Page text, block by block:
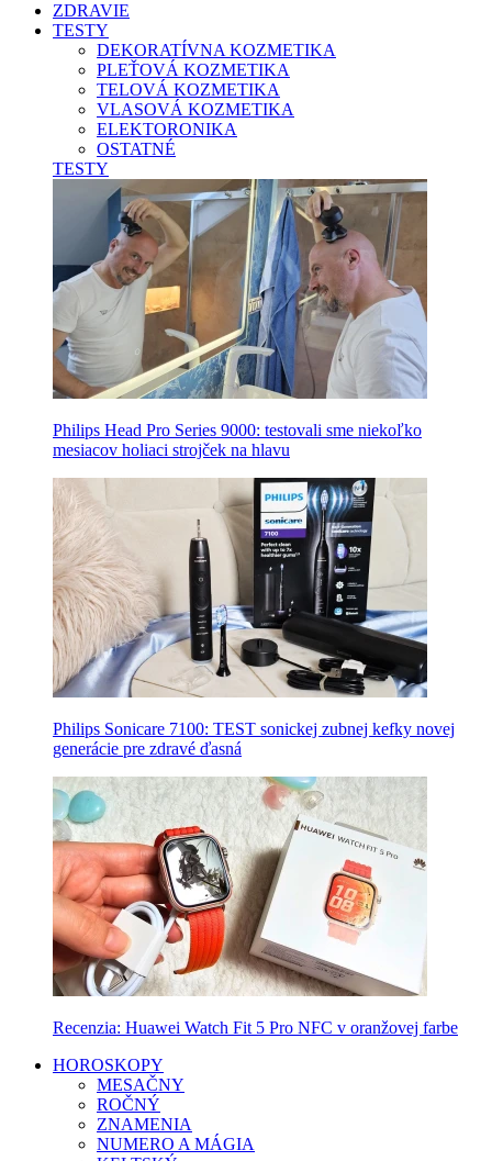
ZDRAVIE
TESTY
DEKORATÍVNA KOZMETIKA
PLEŤOVÁ KOZMETIKA
TELOVÁ KOZMETIKA
VLASOVÁ KOZMETIKA
ELEKTORONIKA
OSTATNÉ
TESTY
Philips Head Pro Series 9000: testovali sme niekoľko
mesiacov holiaci strojček na hlavu
Philips Sonicare 7100: TEST sonickej zubnej kefky novej
generácie pre zdravé ďasná
Recenzia: Huawei Watch Fit 5 Pro NFC v oranžovej farbe
HOROSKOPY
MESAČNY
ROČNÝ
ZNAMENIA
NUMERO A MÁGIA